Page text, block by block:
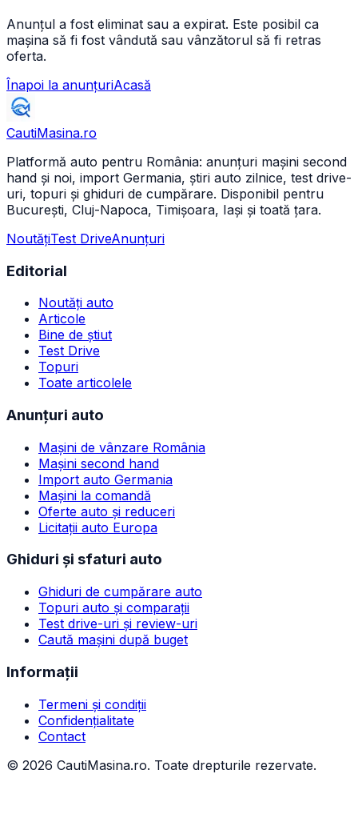
Anunțul a fost eliminat sau a expirat. Este posibil ca
mașina să fi fost vândută sau vânzătorul să fi retras
oferta.
Înapoi la anunțuriAcasă
CautiMasina.ro
Platformă auto pentru România: anunțuri mașini second
hand și noi, import Germania, știri auto zilnice, test drive-
uri, topuri și ghiduri de cumpărare. Disponibil pentru
București, Cluj-Napoca, Timișoara, Iași și toată țara.
NoutățiTest DriveAnunțuri
Editorial
Noutăți auto
Articole
Bine de știut
Test Drive
Topuri
Toate articolele
Anunțuri auto
Mașini de vânzare România
Mașini second hand
Import auto Germania
Mașini la comandă
Oferte auto și reduceri
Licitații auto Europa
Ghiduri și sfaturi auto
Ghiduri de cumpărare auto
Topuri auto și comparații
Test drive-uri și review-uri
Caută mașini după buget
Informații
Termeni și condiții
Confidențialitate
Contact
© 2026 CautiMasina.ro. Toate drepturile rezervate.